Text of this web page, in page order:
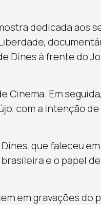
dedicada aos
Dines à frente do
Cinema. Em
com a intenção
que faleceu em
e o papel
em gravações do